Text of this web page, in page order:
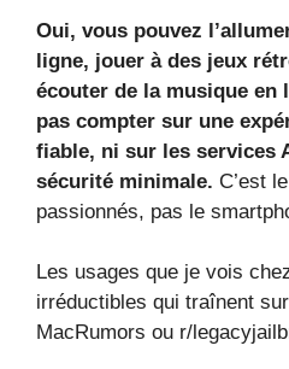
Oui, vous pouvez
ligne, jouer à des jeux
écouter de la musique en
pas compter sur une
fiable, ni sur les services
sécurité minimale. C’est
passionnés, pas le
Les usages que je vois
irréductibles qui traînent
MacRumors ou r/